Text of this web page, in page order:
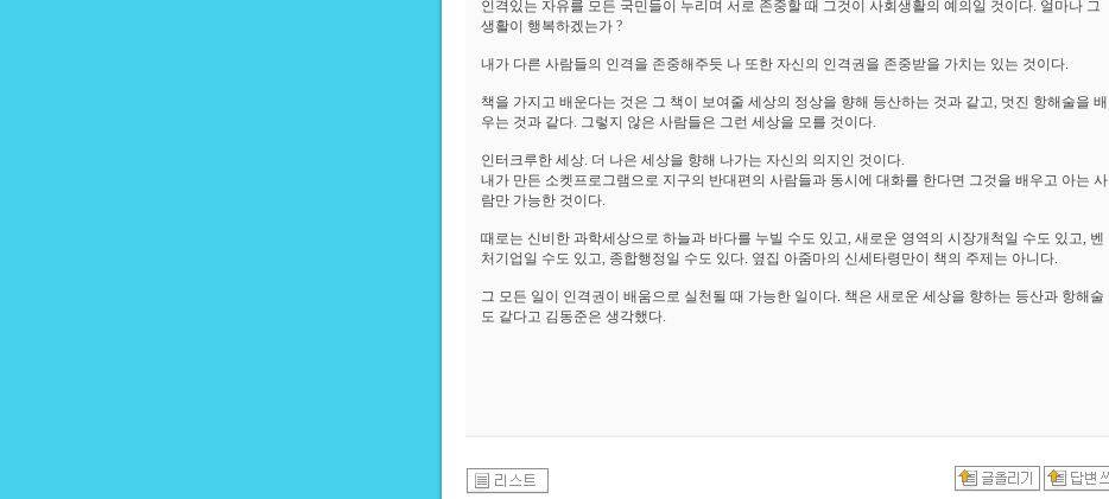
인격있는 자유를 모든 국민들이 누리며 서로 존중할 때 그것이 사회생활의 예의일 것이다. 얼마나 그
생활이 행복하겠는가 ?
내가 다른 사람들의 인격을 존중해주듯 나 또한 자신의 인격권을 존중받을 가치는 있는 것이다.
책을 가지고 배운다는 것은 그 책이 보여줄 세상의 정상을 향해 등산하는 것과 같고, 멋진 항해술을 배
우는 것과 같다. 그렇지 않은 사람들은 그런 세상을 모를 것이다.
인터크루한 세상. 더 나은 세상을 향해 나가는 자신의 의지인 것이다.
내가 만든 소켓프로그램으로 지구의 반대편의 사람들과 동시에 대화를 한다면 그것을 배우고 아는 사
람만 가능한 것이다.
때로는 신비한 과학세상으로 하늘과 바다를 누빌 수도 있고, 새로운 영역의 시장개척일 수도 있고, 벤
처기업일 수도 있고, 종합행정일 수도 있다. 옆집 아줌마의 신세타령만이 책의 주제는 아니다.
그 모든 일이 인격권이 배움으로 실천될 때 가능한 일이다. 책은 새로운 세상을 향하는 등산과 항해술
도 같다고 김동준은 생각했다.